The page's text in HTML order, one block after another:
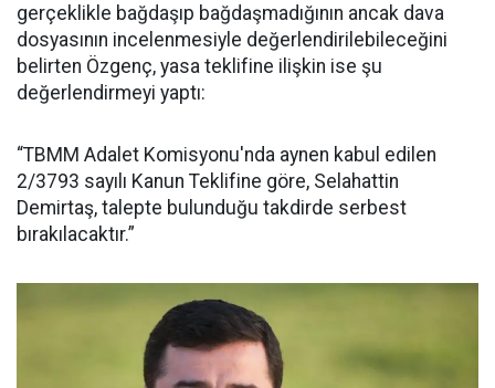
gerçeklikle bağdaşıp bağdaşmadığının ancak dava
dosyasının incelenmesiyle değerlendirilebileceğini
belirten Özgenç, yasa teklifine ilişkin ise şu
değerlendirmeyi yaptı:
“TBMM Adalet Komisyonu'nda aynen kabul edilen
2/3793 sayılı Kanun Teklifine göre, Selahattin
Demirtaş, talepte bulunduğu takdirde serbest
bırakılacaktır.”